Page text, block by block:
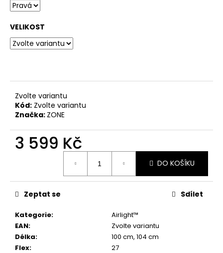
VELIKOST
Zvolte variantu
Kód: Zvolte variantu
Značka: ZONE
3 599 Kč
DO KOŠÍKU
Kategorie:
Airlight™
EAN:
Zvolte variantu
Délka:
100 cm, 104 cm
Flex:
27
Zeptat se Sdílet
D
o
p
u
č
u
m
e